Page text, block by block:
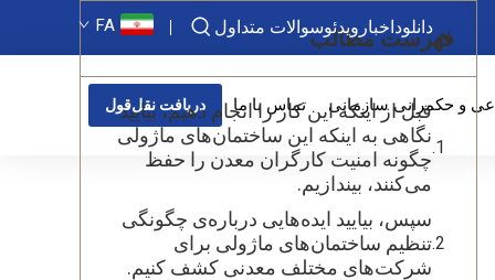
دانلوداخبار ویدئوسوالات متداول FA
و حکمرانی سازمانی تماس با ما دریافت نقل‌قول
فهرست مطالب
قبل از اینکه این کار را انجام دهیم، بیایید
نگاهی به اینکه این ساختمان‌های ماژولی
چگونه امنیت کارگران معدن را حفظ
می‌کنند، بیندازیم.
سپس، بیایید ایده‌هایی درباره‌ی چگونگی
تنظیم ساختمان‌های ماژولی برای
شرکت‌های مختلف معدنی کشف کنیم.